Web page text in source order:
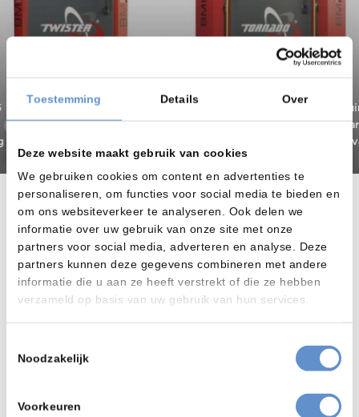
Toestemming Details Over
Deze website maakt gebruik van cookies
We gebruiken cookies om content en advertenties te
personaliseren, om functies voor social media te bieden en
om ons websiteverkeer te analyseren. Ook delen we
informatie over uw gebruik van onze site met onze
partners voor social media, adverteren en analyse. Deze
partners kunnen deze gegevens combineren met andere
informatie die u aan ze heeft verstrekt of die ze hebben
verzameld op basis van uw gebruik van hun services.
Noodzakelijk
Voorkeuren
Advies
staat
Service
voor
merken
Ruim 65
jaar
staat
Service
jaar
resultaatgevonden